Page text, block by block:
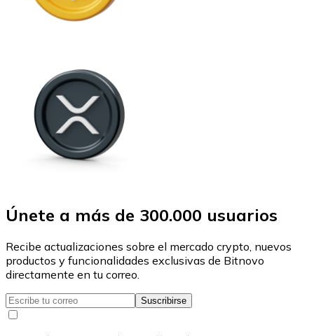
Únete a más de 300.000 usuarios
Recibe actualizaciones sobre el mercado crypto, nuevos
productos y funcionalidades exclusivas de Bitnovo
directamente en tu correo.
Suscribirse